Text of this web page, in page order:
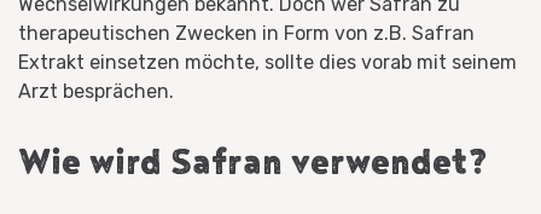
Wechselwirkungen bekannt. Doch wer Safran zu
therapeutischen Zwecken in Form von z.B. Safran
Extrakt einsetzen möchte, sollte dies vorab mit seinem
Arzt besprächen.
Wie wird Safran verwendet?